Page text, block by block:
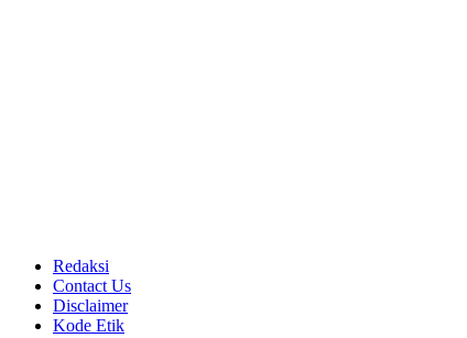
Redaksi
Contact Us
Disclaimer
Kode Etik